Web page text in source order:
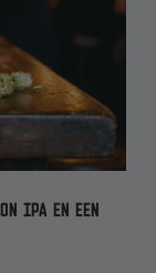
IPA EN EEN